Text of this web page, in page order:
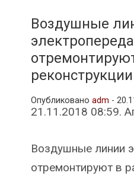
Воздушные
Опубликовано adm -
21.11.2018 08:59.
Воздушные линии
отремонтируют в